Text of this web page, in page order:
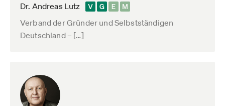
Dr. Andreas Lutz
Verband der Gründer und Selbstständigen
Deutschland – […]